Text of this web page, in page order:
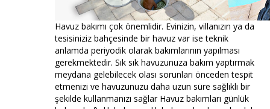
Havuz bakımı çok önemlidir. Evinizin, villanızın ya da
tesisiniziz bahçesinde bir havuz var ise teknik
anlamda periyodik olarak bakımlarının yapılması
gerekmektedir. Sık sık havuzunuza bakım yaptırmak
meydana gelebilecek olası sorunları önceden tespit
etmenizi ve havuzunuzu daha uzun süre sağlıklı bir
şekilde kullanmanızı sağlar Havuz bakımları günlük